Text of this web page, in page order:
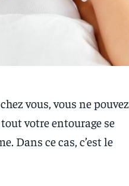
vous, vous ne pouvez
votre entourage se
Dans ce cas, c’est le